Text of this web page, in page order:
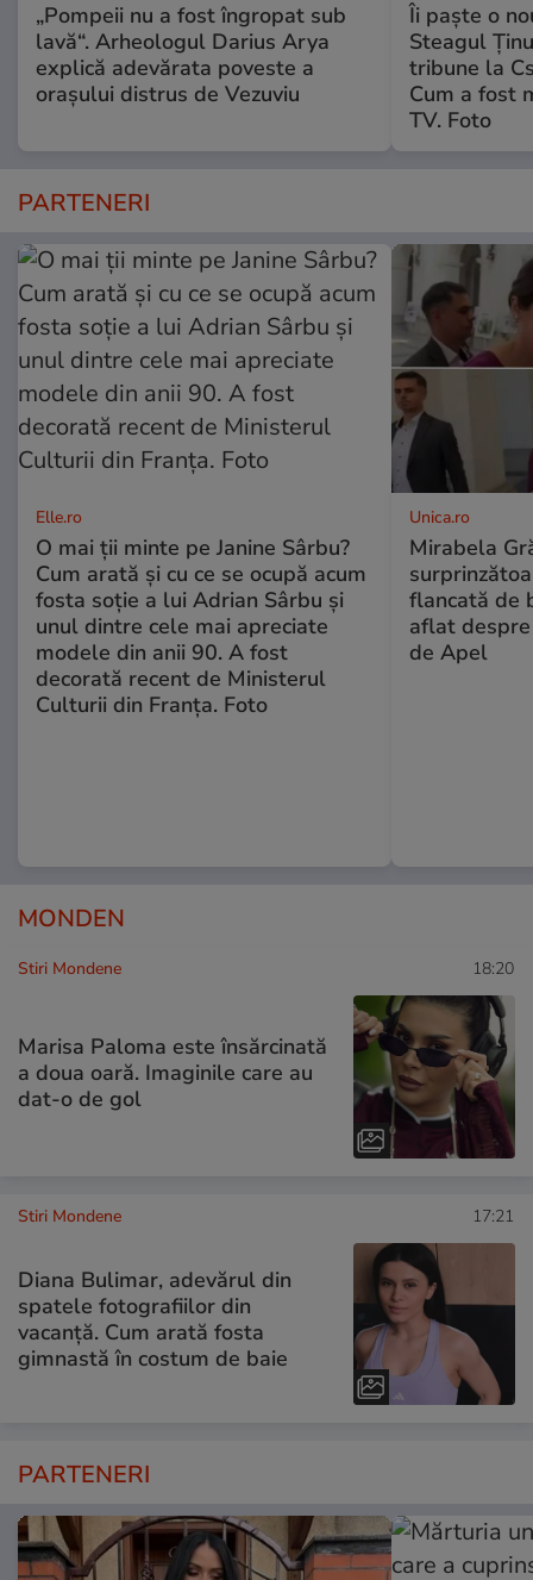
„Pompeii nu a fost îngropat sub
lavă“. Arheologul Darius Arya
explică adevărata poveste a
orașului distrus de Vezuviu
Îi paște o
Steagul
tribune la
Cum a fost
TV. Foto
PARTENERI
Elle.ro
O mai ții minte pe Janine Sârbu?
Cum arată și cu ce se ocupă acum
fosta soție a lui Adrian Sârbu și
unul dintre cele mai apreciate
modele din anii 90. A fost
decorată recent de Ministerul
Culturii din Franța. Foto
Unica.ro
Mirabela
flancată de
aflat
de Apel
MONDEN
Stiri Mondene 18:20
Marisa Paloma este însărcinată
a doua oară. Imaginile care au
dat-o de gol
Stiri Mondene 17:21
Diana Bulimar, adevărul din
spatele fotografiilor din
vacanță. Cum arată fosta
gimnastă în costum de baie
PARTENERI